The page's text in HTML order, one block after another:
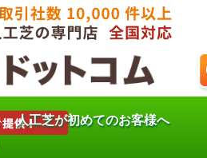
人工芝が初めてのお客様へ